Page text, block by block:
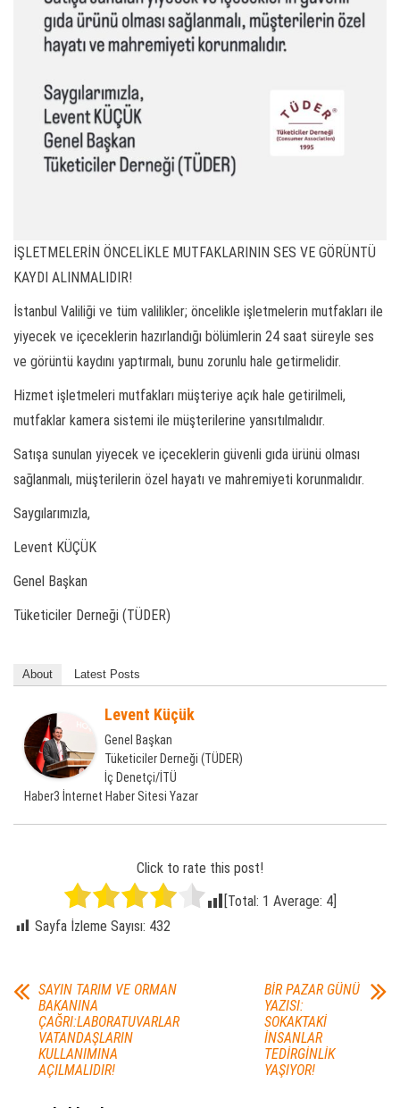
İŞLETMELERİN ÖNCELİKLE MUTFAKLARININ SES VE GÖRÜNTÜ
KAYDI ALINMALIDIR!
İstanbul Valiliği ve tüm valilikler; öncelikle işletmelerin mutfakları ile
yiyecek ve içeceklerin hazırlandığı bölümlerin 24 saat süreyle ses
ve görüntü kaydını yaptırmalı, bunu zorunlu hale getirmelidir.
Hizmet işletmeleri mutfakları müşteriye açık hale getirilmeli,
mutfaklar kamera sistemi ile müşterilerine yansıtılmalıdır.
Satışa sunulan yiyecek ve içeceklerin güvenli gıda ürünü olması
sağlanmalı, müşterilerin özel hayatı ve mahremiyeti korunmalıdır.
Saygılarımızla,
Levent KÜÇÜK
Genel Başkan
Tüketiciler Derneği (TÜDER)
About Latest Posts
Levent Küçük
Genel Başkan
Tüketiciler Derneği (TÜDER)
İç Denetçi/İTÜ
Haber3 İnternet Haber Sitesi Yazar
Click to rate this post!
[Total: 1 Average: 4]
Sayfa İzleme Sayısı: 432
SAYIN TARIM VE ORMAN
BAKANINA
ÇAĞRI:LABORATUVARLAR
VATANDAŞLARIN
KULLANIMINA
AÇILMALIDIR!
BİR PAZAR GÜNÜ
YAZISI:
SOKAKTAKİ
İNSANLAR
TEDİRGİNLİK
YAŞIYOR!